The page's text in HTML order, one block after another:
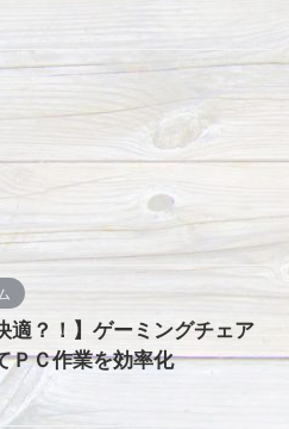
適？！】ゲーミングチェア
ＰＣ作業を効率化